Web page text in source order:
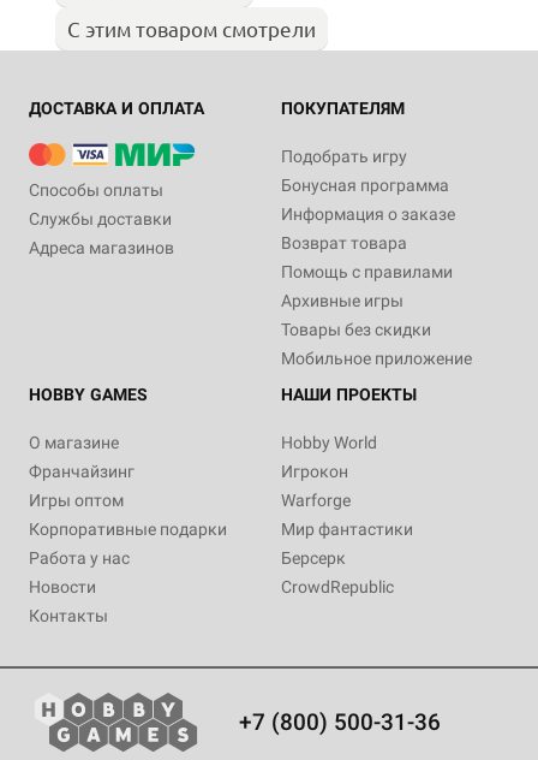
С этим товаром смотрели
ДОСТАВКА И ОПЛАТА
Способы оплаты
Службы доставки
Адреса магазинов
ПОКУПАТЕЛЯМ
Подобрать игру
Бонусная программа
Информация о заказе
Возврат товара
Помощь с правилами
Архивные игры
Товары без скидки
Мобильное приложение
HOBBY GAMES
О магазине
Франчайзинг
Игры оптом
Корпоративные подарки
Работа у нас
Новости
Контакты
НАШИ ПРОЕКТЫ
Hobby World
Игрокон
Warforge
Мир фантастики
Берсерк
CrowdRepublic
+7 (800) 500-31-36